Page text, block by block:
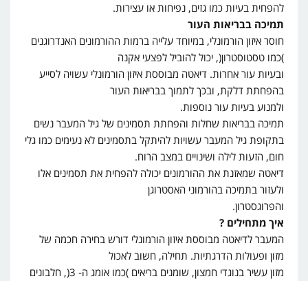
להפחית בעיות כמו גזים, נפיחות או עצירות.
תמיכה בבריאות העור
חוסר איזון הורמונלי, במיוחד עלייה ברמות ההורמונים האנדרוגנים
)כמו טסטוסטרון(, יכול להוביל לפצעי אקנה
ובעיות עור אחרות. דיאטה מבוססת איזון הורמונלי עשויה לסייע
בהפחתת דלקת, ובכך לתמוך בבריאות העור
ולמנוע בעיות עור נוספות.
תמיכה בבריאות שחלות והפחתת תסמינים של גיל המעבר נשים
בתקופת גיל המעבר עשויות להיתקל בתסמינים לא נעימים כמו גלי
חום, הזעות לילה ושינויים במצב הרוח.
דיאטה שמאזנת את ההורמונים יכולה להפחית את תסמינים אלו
ולעזור בתמיכה בהורמוני האסטרוגן
והפרוגסטרון.
איך מתחילים ?
המעבר לדיאטה מבוססת איזון הורמונלי דורש בחירה חכמה של
מזון ופעולות הדרגתיות. תחילה, חשוב לאכול
מזון עשיר בנוגדי חמצון, שומנים בריאים )כמו אומג ה- 3(, חלבונים